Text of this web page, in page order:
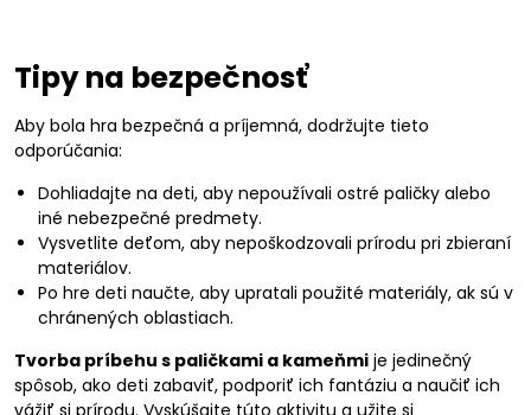
Tipy na bezpečnosť
Aby bola hra bezpečná a príjemná, dodržujte tieto
odporúčania:
Dohliadajte na deti, aby nepoužívali ostré paličky alebo
iné nebezpečné predmety.
Vysvetlite deťom, aby nepoškodzovali prírodu pri zbieraní
materiálov.
Po hre deti naučte, aby upratali použité materiály, ak sú v
chránených oblastiach.
Tvorba príbehu s paličkami a kameňmi je jedinečný
spôsob, ako deti zabaviť, podporiť ich fantáziu a naučiť ich
vážiť si prírodu. Vyskúšajte túto aktivitu a užite si